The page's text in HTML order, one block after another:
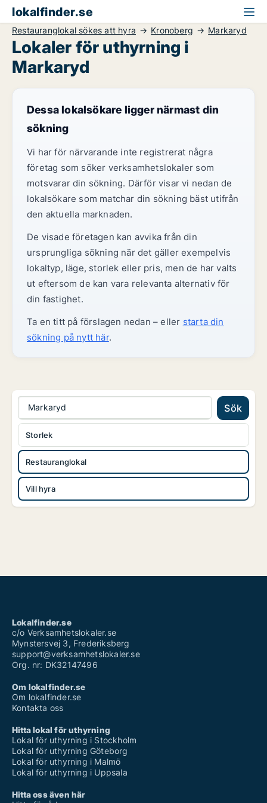
lokalfinder.se
Restauranglokal sökes att hyra Kronoberg Markaryd
Lokaler för uthyrning i
Markaryd
Dessa lokalsökare ligger närmast din
sökning
Vi har för närvarande inte registrerat några
företag som söker verksamhetslokaler som
motsvarar din sökning. Därför visar vi nedan de
lokalsökare som matchar din sökning bäst utifrån
den aktuella marknaden.
De visade företagen kan avvika från din
ursprungliga sökning när det gäller exempelvis
lokaltyp, läge, storlek eller pris, men de har valts
ut eftersom de kan vara relevanta alternativ för
din fastighet.
Ta en titt på förslagen nedan – eller starta din
sökning på nytt här.
Markaryd Sök
Restauranglokal
Vill hyra
Storlek
Lokalfinder.se
c/o Verksamhetslokaler.se
Mynstersvej 3, Frederiksberg
support@verksamhetslokaler.se
Org. nr: DK32147496
Om lokalfinder.se
Om lokalfinder.se
Kontakta oss
Hitta lokal för uthyrning
Lokal för uthyrning i Stockholm
Lokal för uthyrning Göteborg
Lokal för uthyrning i Malmö
Lokal för uthyrning i Uppsala
Hitta oss även här